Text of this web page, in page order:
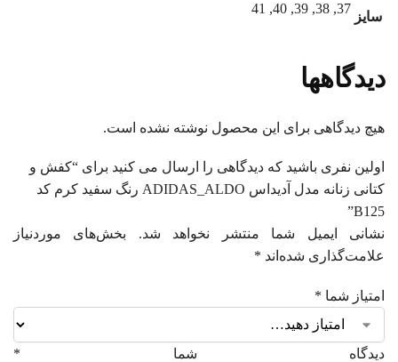
سایز
37, 38, 39, 40, 41
دیدگاهها
هیچ دیدگاهی برای این محصول نوشته نشده است.
اولین نفری باشید که دیدگاهی را ارسال می کنید برای “کفش و
کتانی زنانه مدل آدیداس ADIDAS_ALDO رنگ سفید کرم کد
B125”
نشانی ایمیل شما منتشر نخواهد شد.
بخش‌های موردنیاز
علامت‌گذاری شده‌اند *
امتیاز شما *
دیدگاه شما *